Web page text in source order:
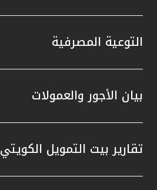
التوعية المصرفية
بيان الأجور والعمولات
تقارير بيت التمويل الكويتي